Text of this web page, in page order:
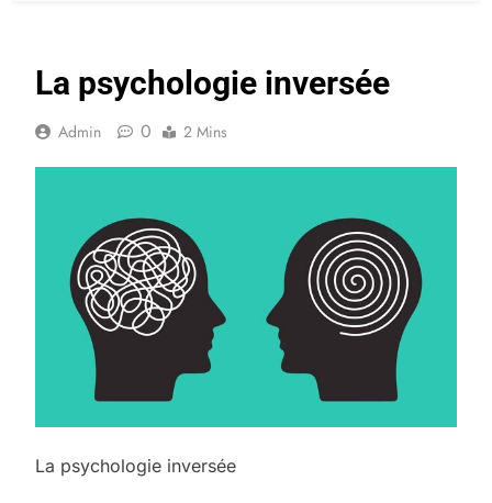
La psychologie inversée
Admin 0 2 Mins
La psychologie inversée